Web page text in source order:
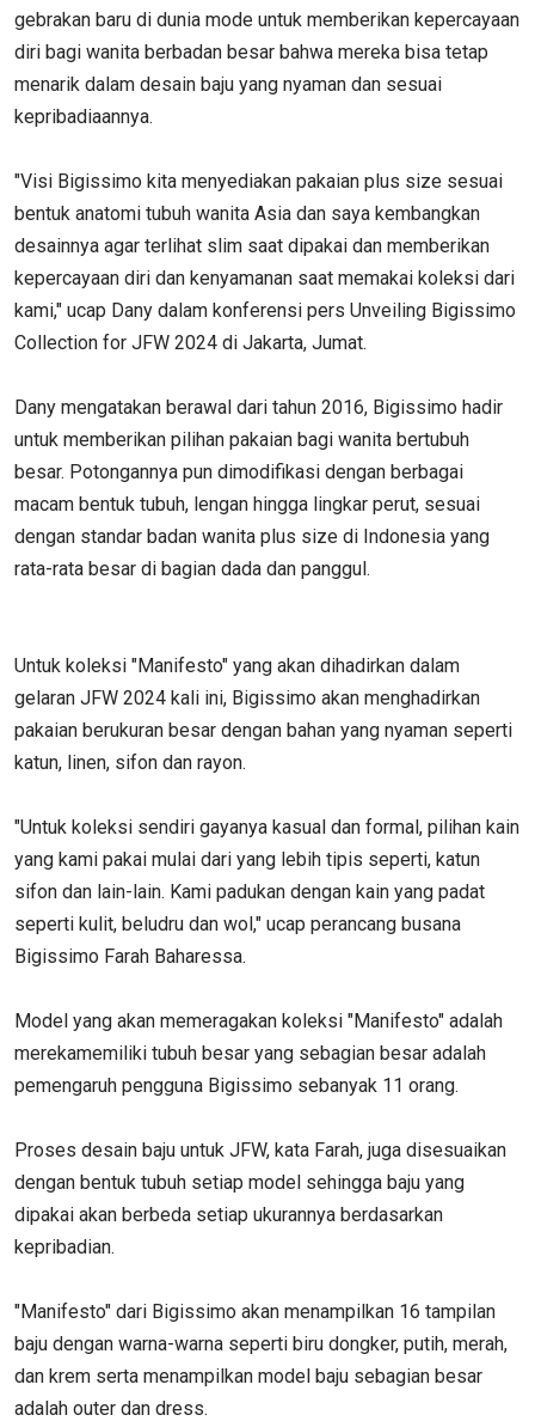
gebrakan baru di dunia mode untuk memberikan kepercayaan
diri bagi wanita berbadan besar bahwa mereka bisa tetap
menarik dalam desain baju yang nyaman dan sesuai
kepribadiaannya.
"Visi Bigissimo kita menyediakan pakaian plus size sesuai
bentuk anatomi tubuh wanita Asia dan saya kembangkan
desainnya agar terlihat slim saat dipakai dan memberikan
kepercayaan diri dan kenyamanan saat memakai koleksi dari
kami," ucap Dany dalam konferensi pers Unveiling Bigissimo
Collection for JFW 2024 di Jakarta, Jumat.
Dany mengatakan berawal dari tahun 2016, Bigissimo hadir
untuk memberikan pilihan pakaian bagi wanita bertubuh
besar. Potongannya pun dimodifikasi dengan berbagai
macam bentuk tubuh, lengan hingga lingkar perut, sesuai
dengan standar badan wanita plus size di Indonesia yang
rata-rata besar di bagian dada dan panggul.
Untuk koleksi "Manifesto" yang akan dihadirkan dalam
gelaran JFW 2024 kali ini, Bigissimo akan menghadirkan
pakaian berukuran besar dengan bahan yang nyaman seperti
katun, linen, sifon dan rayon.
"Untuk koleksi sendiri gayanya kasual dan formal, pilihan kain
yang kami pakai mulai dari yang lebih tipis seperti, katun
sifon dan lain-lain. Kami padukan dengan kain yang padat
seperti kulit, beludru dan wol," ucap perancang busana
Bigissimo Farah Baharessa.
Model yang akan memeragakan koleksi "Manifesto" adalah
merekamemiliki tubuh besar yang sebagian besar adalah
pemengaruh pengguna Bigissimo sebanyak 11 orang.
Proses desain baju untuk JFW, kata Farah, juga disesuaikan
dengan bentuk tubuh setiap model sehingga baju yang
dipakai akan berbeda setiap ukurannya berdasarkan
kepribadian.
"Manifesto" dari Bigissimo akan menampilkan 16 tampilan
baju dengan warna-warna seperti biru dongker, putih, merah,
dan krem serta menampilkan model baju sebagian besar
adalah outer dan dress.